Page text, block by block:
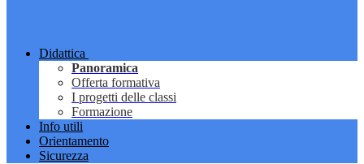
Didattica
Panoramica
Offerta formativa
I progetti delle classi
Formazione
Info utili
Orientamento
Sicurezza